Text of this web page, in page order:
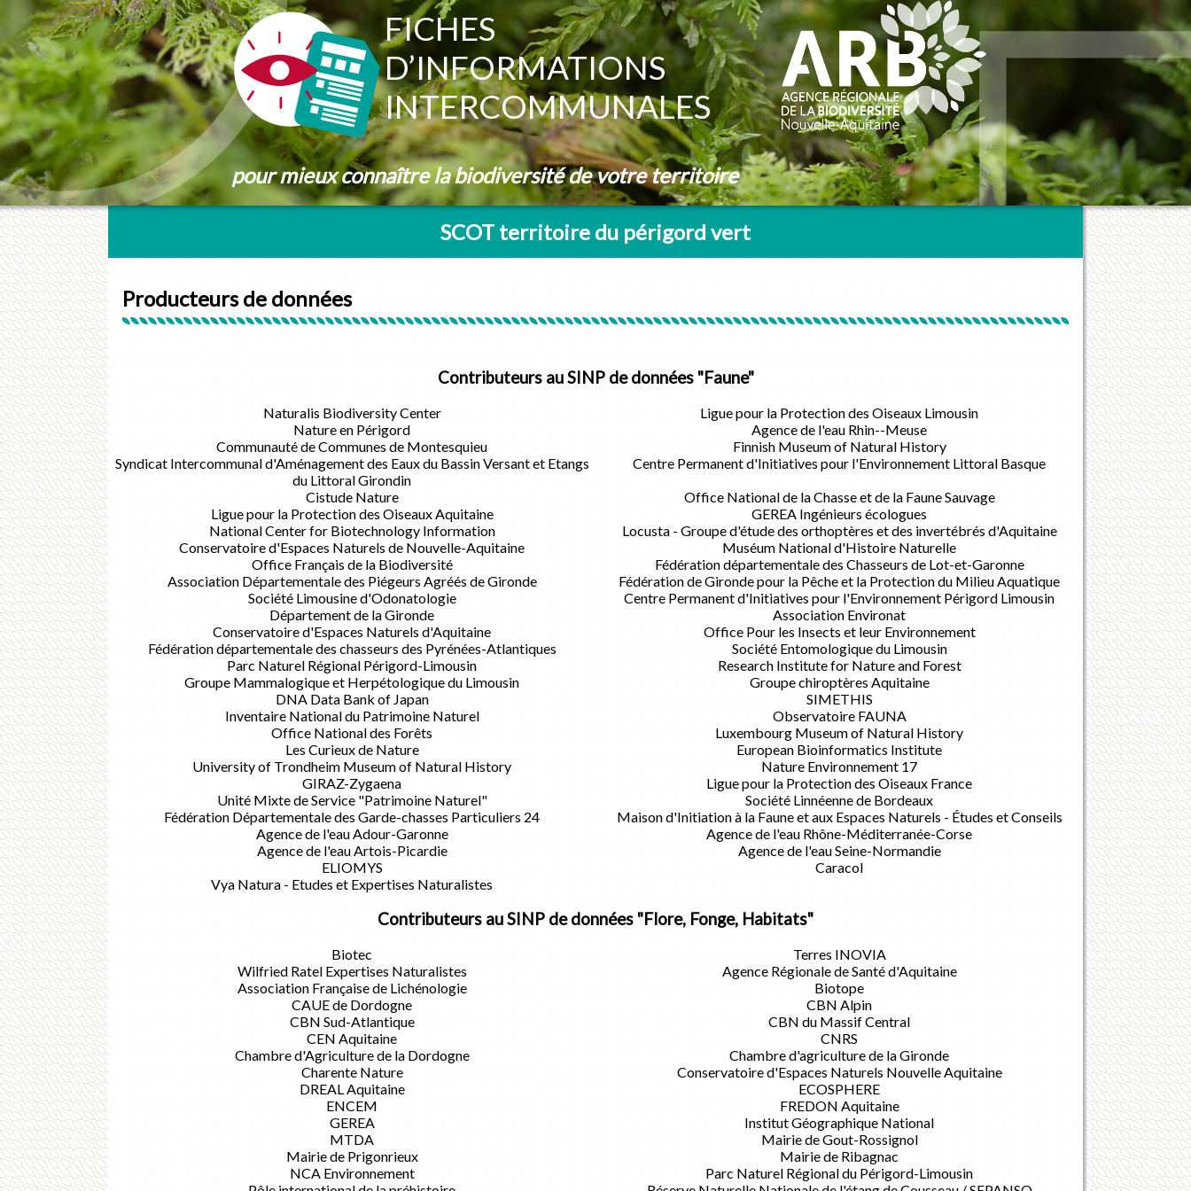
FICHES
D’INFORMATIONS
INTERCOMMUNALES
pour mieux connaître la biodiversité de votre territoire
SCOT territoire du périgord vert
Producteurs de données
Contributeurs au SINP de données "Faune"
Naturalis Biodiversity Center
Ligue pour la Protection des Oiseaux Limousin
Nature en Périgord
Agence de l'eau Rhin--Meuse
Communauté de Communes de Montesquieu
Finnish Museum of Natural History
Syndicat Intercommunal d'Aménagement des Eaux du Bassin Versant et Etangs
du Littoral Girondin
Centre Permanent d'Initiatives pour l'Environnement Littoral Basque
Cistude Nature
Office National de la Chasse et de la Faune Sauvage
Ligue pour la Protection des Oiseaux Aquitaine
GEREA Ingénieurs écologues
National Center for Biotechnology Information
Locusta - Groupe d'étude des orthoptères et des invertébrés d'Aquitaine
Conservatoire d'Espaces Naturels de Nouvelle-Aquitaine
Muséum National d'Histoire Naturelle
Office Français de la Biodiversité
Fédération départementale des Chasseurs de Lot-et-Garonne
Association Départementale des Piégeurs Agréés de Gironde
Fédération de Gironde pour la Pêche et la Protection du Milieu Aquatique
Société Limousine d'Odonatologie
Centre Permanent d'Initiatives pour l'Environnement Périgord Limousin
Département de la Gironde
Association Environat
Conservatoire d'Espaces Naturels d'Aquitaine
Office Pour les Insects et leur Environnement
Fédération départementale des chasseurs des Pyrénées-Atlantiques
Société Entomologique du Limousin
Parc Naturel Régional Périgord-Limousin
Research Institute for Nature and Forest
Groupe Mammalogique et Herpétologique du Limousin
Groupe chiroptères Aquitaine
DNA Data Bank of Japan
SIMETHIS
Inventaire National du Patrimoine Naturel
Observatoire FAUNA
Office National des Forêts
Luxembourg Museum of Natural History
Les Curieux de Nature
European Bioinformatics Institute
University of Trondheim Museum of Natural History
Nature Environnement 17
GIRAZ-Zygaena
Ligue pour la Protection des Oiseaux France
Unité Mixte de Service "Patrimoine Naturel"
Société Linnéenne de Bordeaux
Fédération Départementale des Garde-chasses Particuliers 24
Maison d'Initiation à la Faune et aux Espaces Naturels - Études et Conseils
Agence de l'eau Adour-Garonne
Agence de l'eau Rhône-Méditerranée-Corse
Agence de l'eau Artois-Picardie
Agence de l'eau Seine-Normandie
ELIOMYS
Caracol
Vya Natura - Etudes et Expertises Naturalistes
Contributeurs au SINP de données "Flore, Fonge, Habitats"
Biotec
Terres INOVIA
Wilfried Ratel Expertises Naturalistes
Agence Régionale de Santé d'Aquitaine
Association Française de Lichénologie
Biotope
CAUE de Dordogne
CBN Alpin
CBN Sud-Atlantique
CBN du Massif Central
CEN Aquitaine
CNRS
Chambre d'Agriculture de la Dordogne
Chambre d'agriculture de la Gironde
Charente Nature
Conservatoire d'Espaces Naturels Nouvelle Aquitaine
DREAL Aquitaine
ECOSPHERE
ENCEM
FREDON Aquitaine
GEREA
Institut Géographique National
MTDA
Mairie de Gout-Rossignol
Mairie de Prigonrieux
Mairie de Ribagnac
NCA Environnement
Parc Naturel Régional du Périgord-Limousin
Panneau de gestion des cookies